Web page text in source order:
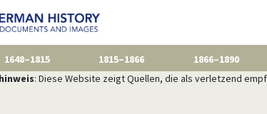
1648–1815 1815–1866 1866–1890
: Diese Website zeigt Quellen, die als verletzend